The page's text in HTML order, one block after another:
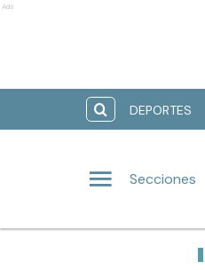
Ads
DEPORTES
Secciones